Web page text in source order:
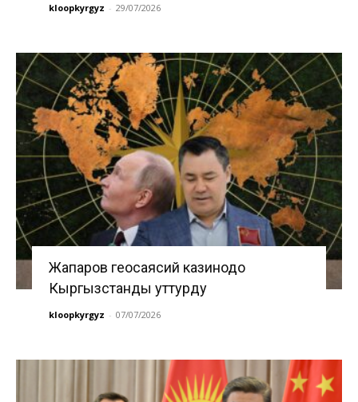
kloopkyrgyz - 29/07/2026
Жапаров геосаясий казинодо
Кыргызстанды уттурду
kloopkyrgyz - 07/07/2026